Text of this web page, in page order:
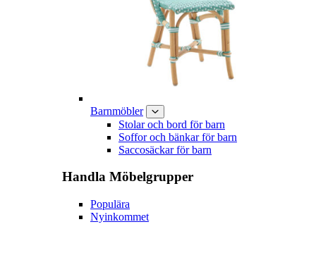
Barnmöbler
Stolar och bord för barn
Soffor och bänkar för barn
Saccosäckar för barn
Handla Möbelgrupper
Populära
Nyinkommet